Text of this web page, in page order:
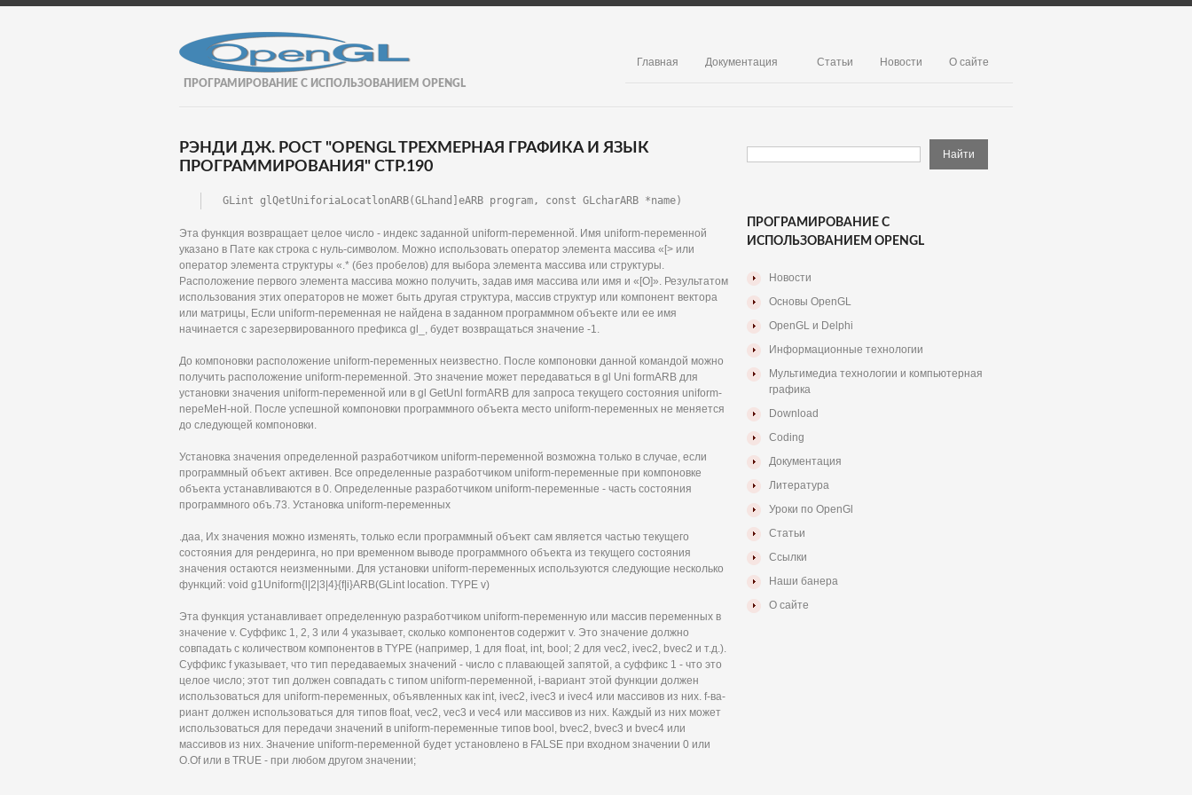
ПРОГРАМИРОВАНИЕ С ИСПОЛЬЗОВАНИЕМ OPENGL
Главная Документация Статьи Новости О сайте
РЭНДИ ДЖ. РОСТ "OPENGL ТРЕХМЕРНАЯ ГРАФИКА И ЯЗЫК
ПРОГРАММИРОВАНИЯ" СТР.190
GLint glQetUniforiaLocatlonARB(GLhand]eARB program, const GLcharARB *name)
Эта функция возвращает целое число - индекс заданной uniform-переменной. Имя uniform-переменной
указано в Пате как строка с нуль-символом. Можно использовать оператор элемента массива «[> или
оператор элемента структуры «.* (без пробелов) для выбора элемента массива или структуры.
Расположение первого элемента массива можно получить, задав имя массива или имя и «[О]». Результатом
использования этих операторов не может быть другая структура, массив структур или компонент вектора
или матрицы, Если uniform-переменная не найдена в заданном программном объекте или ее имя
начинается с зарезервированного префикса gl_, будет возвращаться значение -1.
До компоновки расположение uniform-переменных неизвестно. После компоновки данной командой можно
получить расположение uniform-переменной. Это значение может передаваться в gl Uni formARB для
установки значения uniform-переменной или в gl GetUnl formARB для запроса текущего состояния uniform-
nepeMeH-ной. После успешной компоновки программного объекта место uniform-переменных не меняется
до следующей компоновки.
Установка значения определенной разработчиком uniform-переменной возможна только в случае, если
программный объект активен. Все определенные разработчиком uniform-переменные при компоновке
объекта устанавливаются в 0. Определенные разработчиком uniform-переменные - часть состояния
программного объ.73. Установка uniform-переменных
.даа, Их значения можно изменять, только если программный объект сам является частью текущего
состояния для рендеринга, но при временном выводе программного объекта из текущего состояния
значения остаются неизменными. Для установки uniform-переменных используются следующие несколько
функций: void g1Uniform{l|2|3|4}{f|i}ARB(GLint location. TYPE v)
Эта функция устанавливает определенную разработчиком uniform-переменную или массив переменных в
значение v. Суффикс 1, 2, 3 или 4 указывает, сколько компонентов содержит v. Это значение должно
совпадать с количеством компонентов в TYPE (например, 1 для float, int, bool; 2 для vec2, ivec2, bvec2 и т.д.).
Суффикс f указывает, что тип передаваемых значений - число с плавающей запятой, а суффикс 1 - что это
целое число; этот тип должен совпадать с типом uniform-переменной, i-вариант этой функции должен
использоваться для uniform-переменных, объявленных как int, ivec2, ivec3 и ivec4 или массивов из них. f-ва-
риант должен использоваться для типов float, vec2, vec3 и vec4 или массивов из них. Каждый из них может
использоваться для передачи значений в uniform-переменные типов bool, bvec2, bvec3 и bvec4 или
массивов из них. Значение uniform-переменной будет установлено в FALSE при входном значении 0 или
O.Of или в TRUE - при любом другом значении;
ПРОГРАМИРОВАНИЕ С
ИСПОЛЬЗОВАНИЕМ OPENGL
Новости
Основы OpenGL
OpenGL и Delphi
Информационные технологии
Мультимедиа технологии и компьютерная
графика
Download
Coding
Документация
Литература
Уроки по OpenGl
Статьи
Ссылки
Наши банера
О сайте